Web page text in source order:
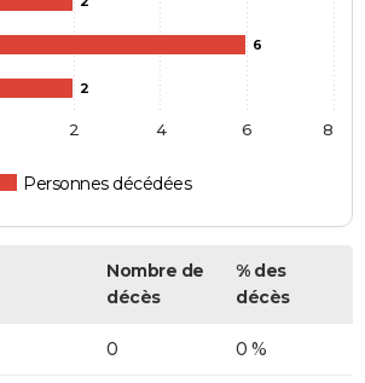
6
2
Personnes décédées
2 4 6 8
Nombre de
décès
% des
décès
0 0 %